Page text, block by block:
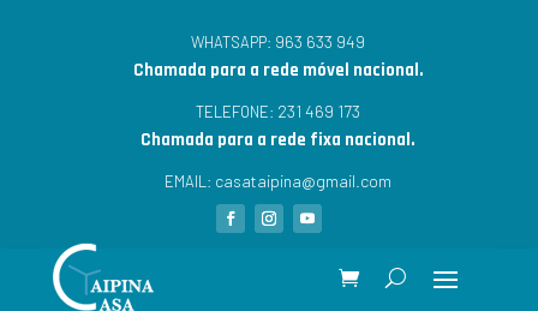
WHATSAPP: 963 633 949
Chamada para a rede móvel nacional.
TELEFONE: 231 469 173
Chamada para a rede fixa nacional.
EMAIL: casataipina@gmail.com